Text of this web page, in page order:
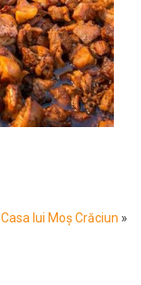
Casa lui Moș Crăciun »